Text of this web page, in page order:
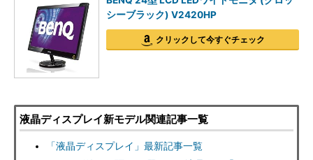
シーブラック) V2420HP
クリックして今すぐチェック
液晶ディスプレイ新モデル関連記事一覧
「液晶ディスプレイ」最新記事一覧